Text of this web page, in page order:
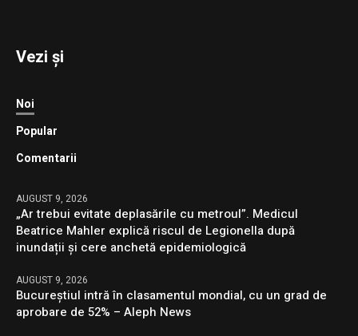
Vezi și
Noi
Popular
Comentarii
AUGUST 9, 2026
„Ar trebui evitate deplasările cu metroul”. Medicul
Beatrice Mahler explică riscul de Legionella după
inundații și cere anchetă epidemiologică
AUGUST 9, 2026
Bucureștiul intră în clasamentul mondial, cu un grad de
aprobare de 52% – Aleph News